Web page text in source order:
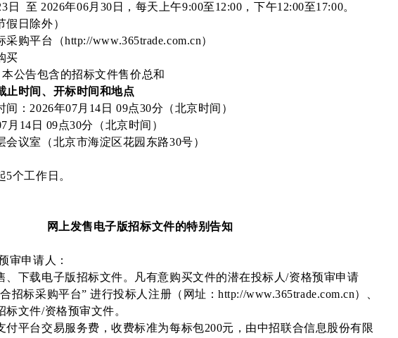
日 至 2026年06月30日，每天上午9:00至12:00，下午12:00至17:00。
假日除外）
购平台（http://www.365trade.com.cn）
买
公告包含的招标文件售价总和
止时间、开标时间和地点
：2026年07月14日 09点30分（北京时间）
月14日 09点30分（北京时间）
会议室（北京市海淀区花园东路30号）
5个工作日。
网上发售电子版招标文件的特别告知
审申请人：
、下载电子版招标文件。凡有意购买文件的潜在投标人/资格预审申请
招标采购平台” 进行投标人注册（网址：http://www.365trade.com.cn）、
标文件/资格预审文件。
付平台交易服务费，收费标准为每标包200元，由中招联合信息股份有限